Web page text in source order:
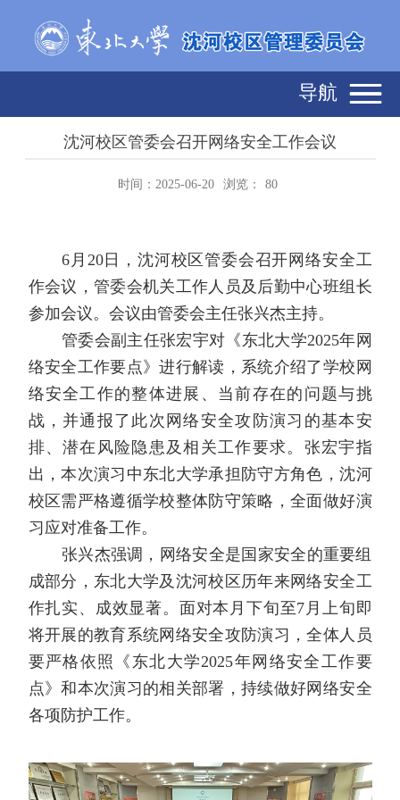
导航
沈河校区管委会召开网络安全工作会议
时间：2025-06-20 浏览： 80
6月 20日，沈河校区管委会召开网络安全工
作会议，管委会机关工作人员及后勤中心班组长
参加会议。会议由管委会主任张兴杰主持。
管委会副主任张宏宇对《东北大学2025年网
络安全工作要点》进行解读，系统介绍了学校网
络安全工作的整体进展、当前存在的问题与挑
战，并通报了此次网络安全攻防演习的基本安
排、潜在风险隐患及相关工作要求。张宏宇指
出，本次演习中东北大学承担防守方角色，沈河
校区需严格遵循学校整体防守策略，全面做好演
习应对准备工作。
张兴杰强调，网络安全是国家安全的重要组
成部分，东北大学及沈河校区历年来网络安全工
作扎实、成效显著。面对本月下旬至7 月上旬即
将开展的教育系统网络安全攻防演习，全体人员
要严格依照《东北大学2025年网络安全工作要
点》和本次演习的相关部署，持续做好网络安全
各项防护工作。